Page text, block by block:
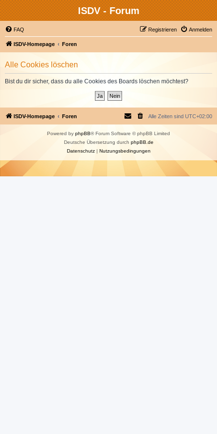
ISDV - Forum
FAQ Anmelden
Registrieren
ISDV-Homepage Foren
Alle Cookies löschen
Bist du dir sicher, dass du alle Cookies des Boards löschen möchtest?
ISDV-Homepage Foren Alle Zeiten sind UTC+02:00
Powered by phpBB® Forum Software © phpBB Limited
Deutsche Übersetzung durch phpBB.de
Datenschutz| Nutzungsbedingungen